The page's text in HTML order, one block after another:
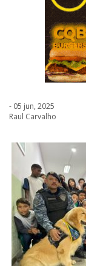
- 05 jun, 2025
Raul Carvalho